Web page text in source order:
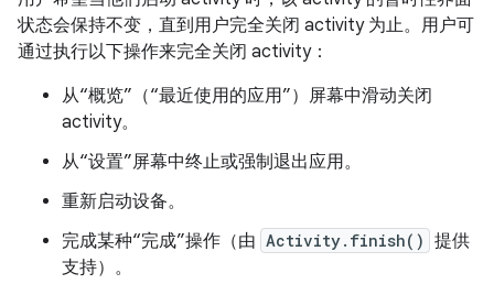
状态会保持不变，直到用户完全关闭 activity 为止。用户可
通过执行以下操作来完全关闭 activity：
从“概览”（“最近使用的应用”）屏幕中滑动关闭
activity。
从“设置”屏幕中终止或强制退出应用。
重新启动设备。
完成某种“完成”操作（由 Activity.finish() 提供
支持）。